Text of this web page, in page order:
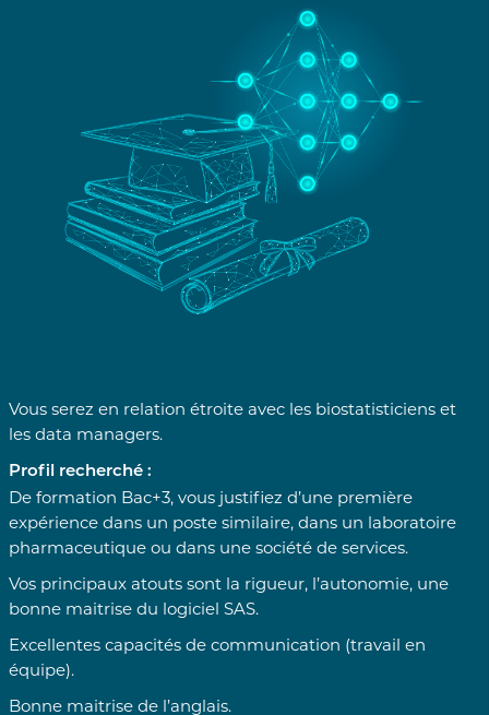
Vous serez en relation étroite avec les biostatisticiens et
les data managers.
Profil recherché :
De formation Bac+3, vous justifiez d’une première
expérience dans un poste similaire, dans un laboratoire
pharmaceutique ou dans une société de services.
Vos principaux atouts sont la rigueur, l’autonomie, une
bonne maitrise du logiciel SAS.
Excellentes capacités de communication (travail en
équipe).
Bonne maitrise de l’anglais.